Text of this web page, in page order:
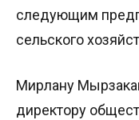
следующим
сельского
Мирлану
директору